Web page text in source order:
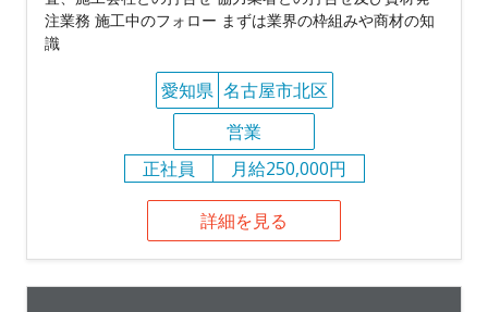
注業務 施工中のフォロー まずは業界の枠組みや商材の知
識
愛知県 名古屋市北区
営業
正社員
月給250,000円
詳細を見る